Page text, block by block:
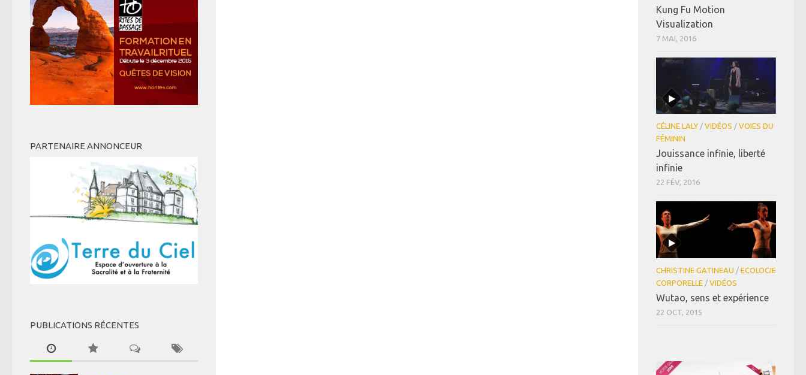
PARTENAIRE ANNONCEUR
PUBLICATIONS RÉCENTES
Kung Fu Motion
Visualization
7 MAI, 2016
CÉLINE LALY / VIDÉOS / VOIES DU
FÉMININ
Jouissance infinie, liberté
infinie
22 FÉV, 2016
CHRISTINE GATINEAU / ECOLOGIE
CORPORELLE / VIDÉOS
Wutao, sens et expérience
22 OCT, 2015